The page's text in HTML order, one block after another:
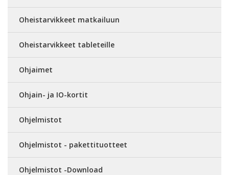
Oheistarvikkeet matkailuun
Oheistarvikkeet tableteille
Ohjaimet
Ohjain- ja IO-kortit
Ohjelmistot
Ohjelmistot - pakettituotteet
Ohjelmistot -Download